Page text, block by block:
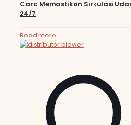
Cara Memastikan Sirkulasi
24/7
Read more